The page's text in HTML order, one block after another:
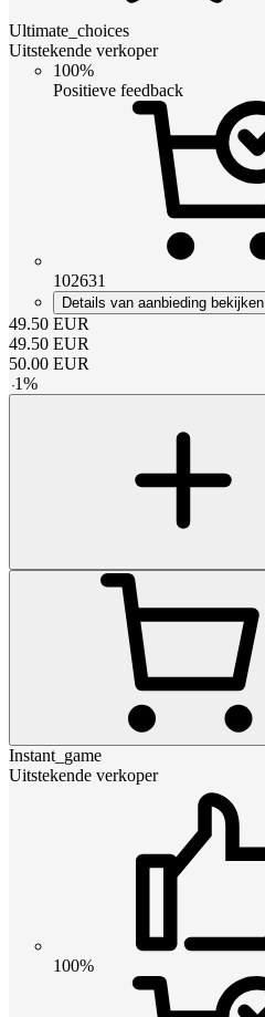
Ultimate_choices
Uitstekende verkoper
100%
Positieve feedback
102631
Details van aanbieding bekijken
49.50 EUR
49.50 EUR
50.00 EUR
-1%
Instant_game
Uitstekende verkoper
100%